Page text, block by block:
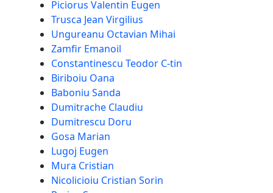
Piciorus Valentin Eugen
Trusca Jean Virgilius
Ungureanu Octavian Mihai
Zamfir Emanoil
Constantinescu Teodor C-tin
Biriboiu Oana
Baboniu Sanda
Dumitrache Claudiu
Dumitrescu Doru
Gosa Marian
Lugoj Eugen
Mura Cristian
Nicolicioiu Cristian Sorin